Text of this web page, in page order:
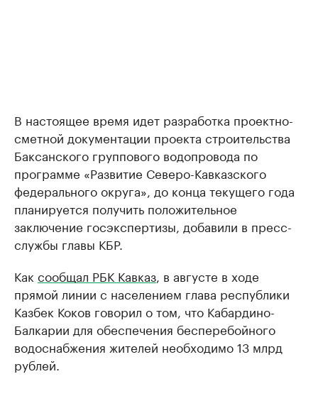
В настоящее время идет разработка проектно-
сметной документации проекта строительства
Баксанского группового водопровода по
программе «Развитие Северо-Кавказского
федерального округа», до конца текущего года
планируется получить положительное
заключение госэкспертизы, добавили в пресс-
службы главы КБР.
Как сообщал РБК Кавказ , в августе в ходе
прямой линии с населением глава республики
Казбек Коков говорил о том, что Кабардино-
Балкарии для обеспечения бесперебойного
водоснабжения жителей необходимо 13 млрд
рублей.